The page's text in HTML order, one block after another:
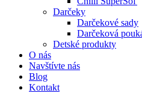
Darčeky
Darčekové sady
Darčeková
Detské produkty
O nás
Navštívte nás
Blog
Kontakt